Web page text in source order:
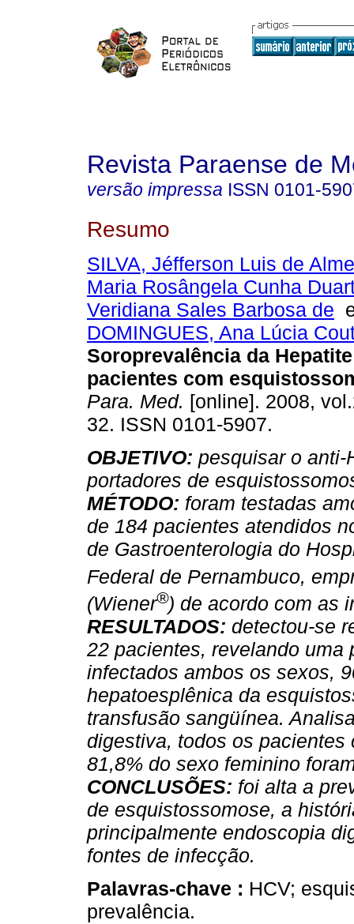
Revista Paraense de
versão impressa ISSN 0101-
Resumo
SILVA, Jéfferson Luis de
Maria Rosângela Cunha
Veridiana Sales Barbosa de
DOMINGUES, Ana Lúcia
Soroprevalência da
pacientes com
Para. Med. [online]. 2008,
32. ISSN 0101-5907.
OBJETIVO: pesquisar o anti-
portadores de
MÉTODO: foram testadas
de 184 pacientes atendidos
de Gastroenterologia do
Federal de Pernambuco,
(Wiener®) de acordo com as
RESULTADOS: detectou-se
22 pacientes, revelando uma
infectados ambos os sexos,
hepatoesplênica da
transfusão sangüínea.
digestiva, todos os
81,8% do sexo feminino
CONCLUSÕES: foi alta a
de esquistossomose, a
principalmente endoscopia
fontes de infecção.
Palavras-chave : HCV;
prevalência.